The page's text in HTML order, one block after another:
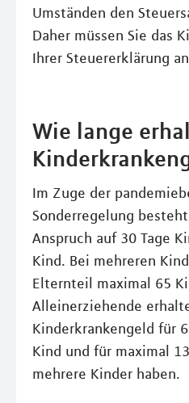
Umständen den
Daher müssen Sie das
Ihrer Steuererklärung
Wie lange
Im Zuge der
Sonderregelung
Anspruch auf 30 Tage
Kind. Bei mehreren
Elternteil maximal 65
Alleinerziehende
Kinderkrankengeld für
Kind und für maximal
mehrere Kinder haben.